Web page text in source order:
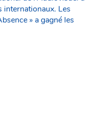
internationaux. Les
» a gagné les